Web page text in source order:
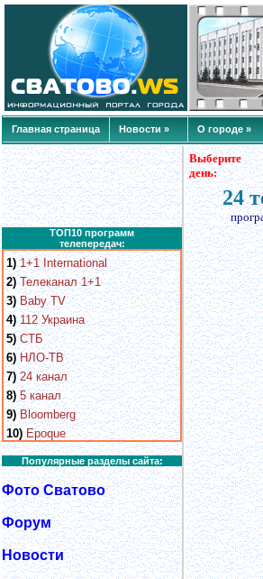
Главная страница Новости » О городе »
ТОП10 программ
телепередач:
1) 1+1 International
2) Телеканал 1+1
3) Baby TV
4) 112 Украина
5) СТБ
6) НЛО-ТВ
7) 24 канал
8) 5 канал
9) Bloomberg
10) Epoque
Популярные разделы сайта:
Фото Сватово
Форум
Новости
Выберите
день:
24